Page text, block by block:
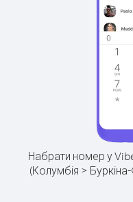
Набрати номер у
(Колумбія >